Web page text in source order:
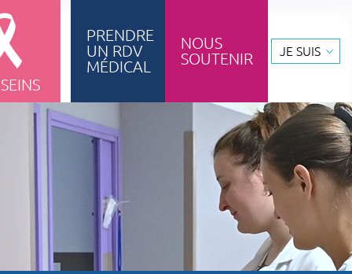
& formation
PRENDRE
UN RDV
MÉDICAL
NOUS
SOUTENIR
JE SUIS